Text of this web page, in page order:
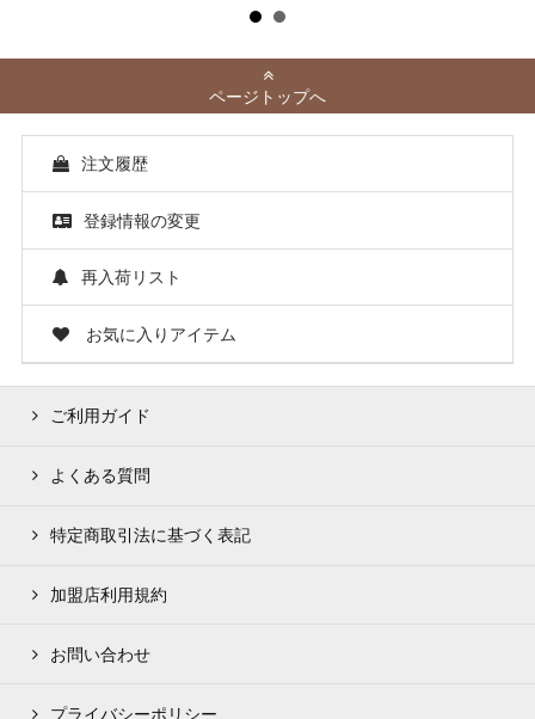
ページトップへ
注文履歴
登録情報の変更
再入荷リスト
お気に入りアイテム
ご利用ガイド
よくある質問
特定商取引法に基づく表記
加盟店利用規約
お問い合わせ
プライバシーポリシー